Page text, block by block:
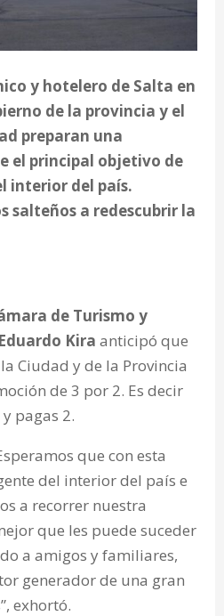
y hotelero de Salta en
de la provincia y el
preparan una
el principal objetivo de
interior del país.
salteños a redescubrir la
de Turismo y
Eduardo Kira anticipó que
Ciudad y de la Provincia
de 3 por 2. Es decir
pagas 2.
que con esta
del interior del país e
a recorrer nuestra
que les puede suceder
a amigos y familiares,
generador de una gran
exhortó.